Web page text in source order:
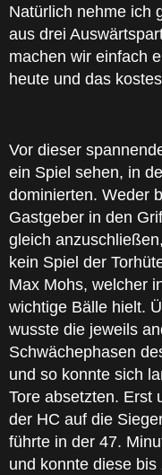
Natürlich nehme ich
aus drei
machen wir einfach
heute und das
Vor dieser
ein Spiel sehen, in
dominierten. Weder
Gastgeber in den
gleich
kein Spiel der
Max Mohs, welcher
wichtige Bälle hielt.
wusste die jeweils
Schwächephasen
und so konnte sich
Tore absetzten. Erst
der HC auf die
führte in der 47.
und konnte diese